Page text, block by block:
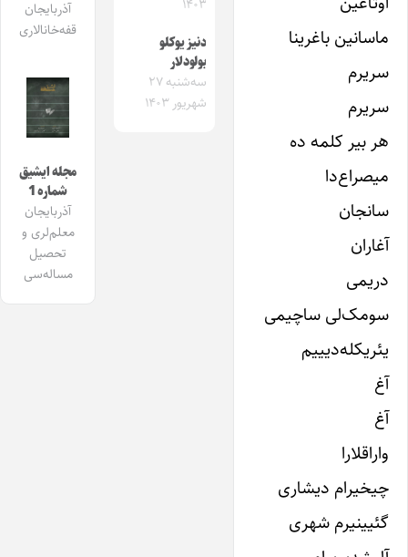
ماسانین باغرینا
سریرم
سریرم
هر بیر کلمه ده
میصراع‌دا
سانجان
آغاران
دریمی
سومک‌لی ساچیمی
یئریکله‌دیییم
آغ
آغ
واراقلارا
چیخیرام دیشاری
گئیینیرم شهری
۱۴۰۳
دنیز یوکلو
بولودلار
سه‌شنبه ۲۷
شهریور ۱۴۰۳
آذربایجان
قفه‌خانالاری
مجله ایشیق
شماره 1
آذربایجان
معلم‌لری و
تحصیل
مساله‌سی